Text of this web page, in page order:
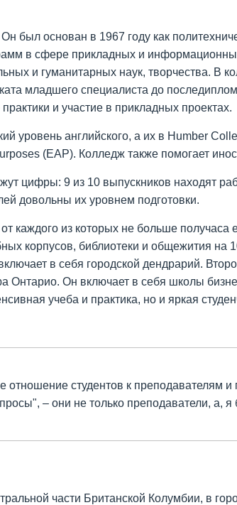
был основан в 1967 году как
в сфере прикладных и
и гуманитарных наук, творчества. В
младшего специалиста до
и участие в прикладных проектах.
уровень английского, а их в Humber
(EAP). Колледж также помогает
цифры: 9 из 10 выпускников находят
довольны их уровнем подготовки.
от каждого из которых не больше
корпусов, библиотеки и общежития на
в себя городской дендрарий.
Онтарио. Он включает в себя школы
учеба и практика, но и яркая
отношение студентов к преподавателям
– они не только преподаватели, а,
части Британской Колумбии, в